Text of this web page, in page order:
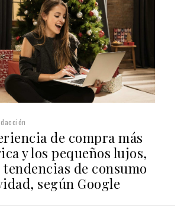
de compra más
y los pequeños lujos,
de consumo
según Google